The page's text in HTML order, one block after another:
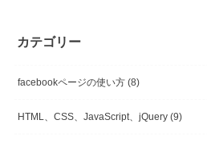
カテゴリー
facebookページの使い方 (8)
HTML、CSS、JavaScript、jQuery (9)